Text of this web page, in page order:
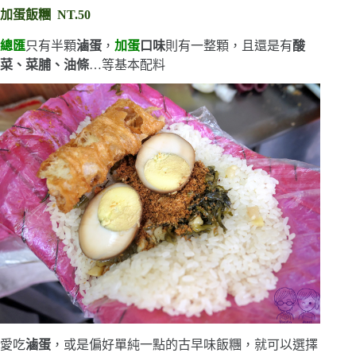
加蛋飯糰 NT.50
總匯只有半顆滷蛋 ， 加蛋 口味則有一整顆，且還是有酸
菜、菜脯、油條…等基本配料
愛吃滷蛋 ，或是偏好單純一點的古早味飯糰，就可以選擇